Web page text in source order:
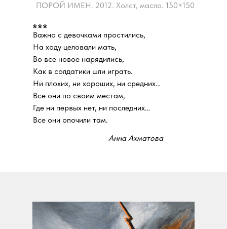
Важно с девочками простились,
На ходу целовали мать,
Во все новое нарядились,
Как в солдатики шли играть.
Ни плохих, ни хороших, ни средних…
Все они по своим местам,
Где ни первых нет, ни последних…
Все они опочили там.
***
Анна Ахматова
ПОРОЙ ИМЕН. 2012. Холст, масло. 150×150